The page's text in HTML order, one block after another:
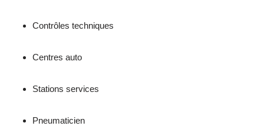
Contrôles techniques
Centres auto
Stations services
Pneumaticien